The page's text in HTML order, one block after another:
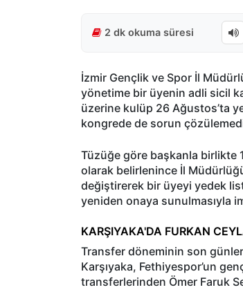
2 dk okuma süresi
İzmir Gençlik ve Spor İl
yönetime bir üyenin adli sicil
üzerine kulüp 26 Ağustos’ta
kongrede de sorun
Tüzüğe göre başkanla birlikte
olarak belirlenince İl
değiştirerek bir üyeyi yedek
yeniden onaya sunulmasıyla
KARŞIYAKA'DA FURKAN
Transfer döneminin son
Karşıyaka, Fethiyespor’un
transferlerinden Ömer Faruk